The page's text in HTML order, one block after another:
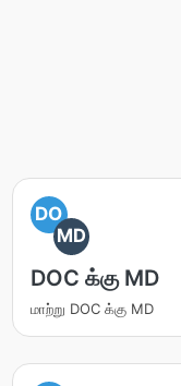
DO
MD
DOC க்கு MD
மாற்று DOC க்கு MD